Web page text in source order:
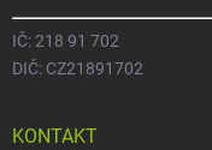
IČ: 218 91 702
DIČ: CZ21891702
KONTAKT